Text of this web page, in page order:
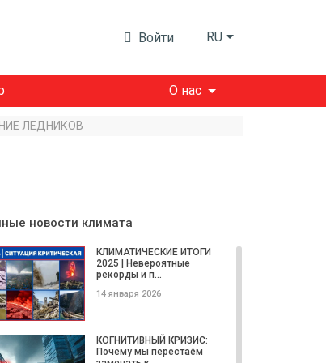
Войти RU
О нас
ЛЕДНИКОВ
новости климата
КЛИМАТИЧЕСКИЕ ИТОГИ
2025 | Невероятные
рекорды и п...
14 января 2026
КОГНИТИВНЫЙ КРИЗИС:
Почему мы перестаём